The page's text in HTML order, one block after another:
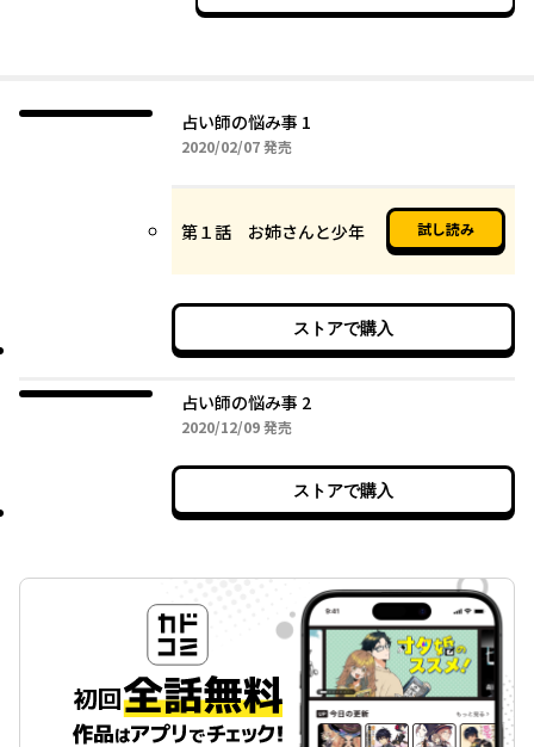
占い師の悩み事 1
2020/02/072020年02月07日
発売
第１話 お姉さんと少年 試し読み
ストアで購入
占い師の悩み事 2
2020/12/092020年12月09日
発売
ストアで購入